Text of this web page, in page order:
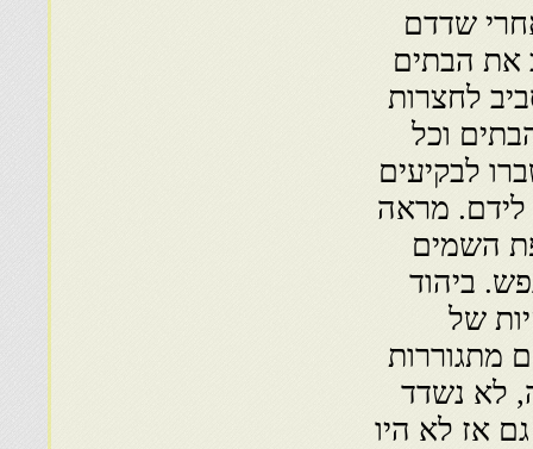
שדדם
את הבתים
לחצרות
וכל
לבקיעים
לידם. מראה
השמים
ביהוד
של
מתגוררות
לא נשדד
אז לא היו